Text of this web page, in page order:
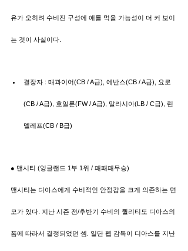
유가 오히려 수비진 구성에 애를 먹을 가능성이 더 커 보이
는 것이 사실이다.
결장자 : 매과이어(CB / A급), 에반스(CB / A급), 요로
(CB / A급), 호일룬(FW / A급), 말라시아(LB / C급), 린
델레프(CB / B급)
● 맨시티 (잉글랜드 1부 1위 / 패패패무승)
맨시티는 디아스에게 수비적인 안정감을 크게 의존하는 면
모가 있다. 지난 시즌 전/후반기 수비의 퀄리티도 디아스의
폼에 따라서 결정되었던 셈. 일단 펩 감독이 디아스를 지난